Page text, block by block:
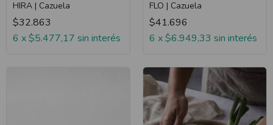
HIRA | Cazuela
$32.863
6 x$5.477,17 sin interés
FLO | Cazuela
$41.696
6 x$6.949,33 sin interés